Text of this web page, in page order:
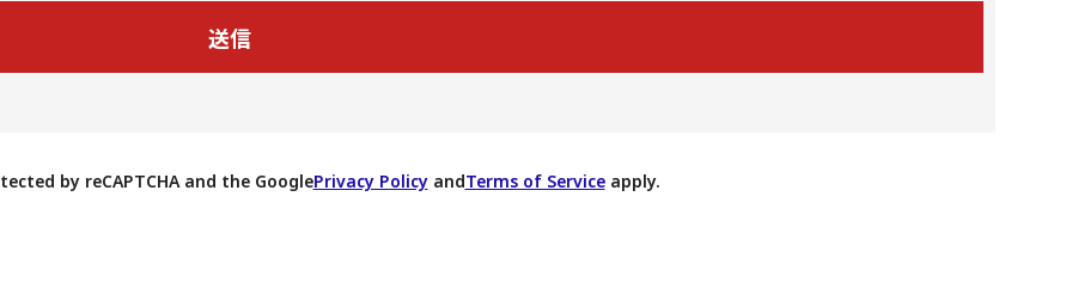
by reCAPTCHA and the GooglePrivacy PolicyandTerms of Serviceapply.